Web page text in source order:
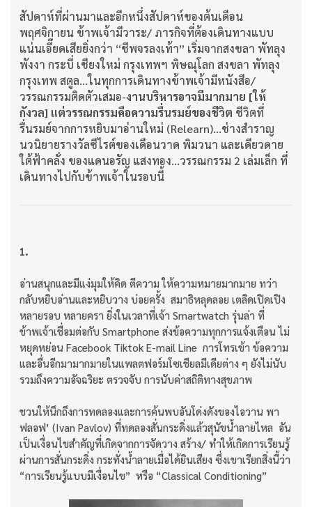
สัปดาห์ที่ผ่านมาและอีกหนึ่งสัปดาห์ของต้นเดือน
พฤศจิกายน ข้าพเจ้ามีวาระ/ ภารกิจที่ต้องเดินทางแบบ
แน่นเอี๊ยดเสียยิ่งกว่า “ชีพจรลงเท้า” เริ่มจากสงขลา พัทลุง
พังงา กระบี่ เชียงใหม่ กรุงเทพฯ พิษณุโลก สงขลา พัทลุง
กรุงเทพ สตูล...ในทุกการเดินทางข้าพเจ้ามีหนังสือ/
วรรณกรรมติดตัวเสมอ-งานบริหารอาจมีมากมาย [ให้
กังวล] แต่วรรณกรรมคือความรื่นรมย์ของชีวิต ชีวิตที่
รื่นรมย์จากการหยิบมาอ่านใหม่ (Relearn)...ช่างสำราญ
นวนิยายรางวัลซีไรต์ของเดือนวาด พิมวนา และเดียวดาย
ใต้ฟ้าคลั่ง ของแดนอรัญ แสงทอง...วรรณกรรม 2 เล่มเล็ก ที่
เดินทางไปกับข้าพเจ้าในรอบนี้
1.
อ่านสนุกและมีแง่มุมให้คิด ตีความ ให้ความหมายมากมาย ทว่า
กลับหยิบอ่านและหยิบวาง บ่อยครั้ง สมาธิหลุดลอย เตลิดเปิดเปิง
หลายรอบ หลายครา ยิ่งในเวลาที่เจ้า Smartwatch รุ่นล่า ที่
ข้าพเจ้าเชื่อมต่อกับ Smartphone ส่งข้อความทุกการแจ้งเตือน ไม่
หยุดหย่อน Facebook Tiktok E-mail Line การโทรเข้า ข้อความ
และอื่นอีกมามากมายในแพลตฟอร์มโซเชียลมีเดียต่าง ๆ ยังไม่นับ
รวมถึงความอัจฉริยะ ตรวจจับ การนับค่าสถิติทางสุขภาพ
ชวนให้นึกถึงการทดลองและการค้นพบอันโด่งดังของไอวาน พา
ฟลอฟ’ (Ivan Pavlov) ที่ทดลองสั่นกระดิ่งแล้วสุนัขน้ำลายไหล อัน
เป็นเงื่อนไขสำคัญที่เกิดจากการจัดวาง สร้าง/ ทำให้เกิดการเรียนรู้
ผ่านการสั่นกระดิ่ง กระทั่งน้ำลายเมื่อได้ยินเสียง ซึ่งเขาเรียกสิ่งนี้ว่า
“การเรียนรู้แบบมีเงื่อนไข” หรือ “Classical Conditioning”